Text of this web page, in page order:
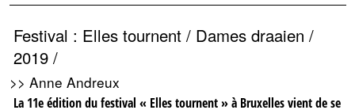
Festival : Elles tournent / Dames draaien /
2019 /
>> Anne Andreux
La 11e édition du festival « Elles tournent » à Bruxelles vient de se